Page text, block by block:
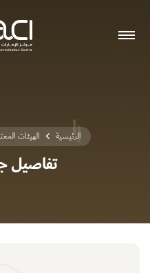
الرئيسية الهيئات
تفاصيل